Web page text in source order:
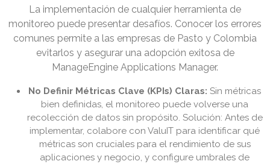
La implementación de cualquier herramienta de
monitoreo puede presentar desafíos. Conocer los errores
comunes permite a las empresas de Pasto y Colombia
evitarlos y asegurar una adopción exitosa de
ManageEngine Applications Manager.
No Definir Métricas Clave (KPIs) Claras: Sin métricas
bien definidas, el monitoreo puede volverse una
recolección de datos sin propósito. Solución: Antes de
implementar, colabore con ValuIT para identificar qué
métricas son cruciales para el rendimiento de sus
aplicaciones y negocio, y configure umbrales de